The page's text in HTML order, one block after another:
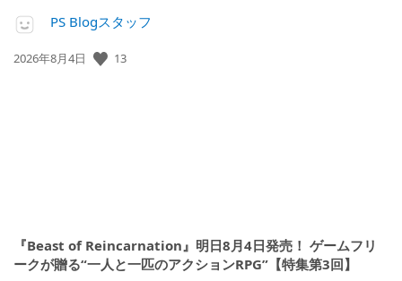
PS Blogスタッフ
公
2026年8月4日 13
『Beast of Reincarnation』明日8月4日発売！ ゲームフリ
ークが贈る“一人と一匹のアクションRPG”【特集第3回】